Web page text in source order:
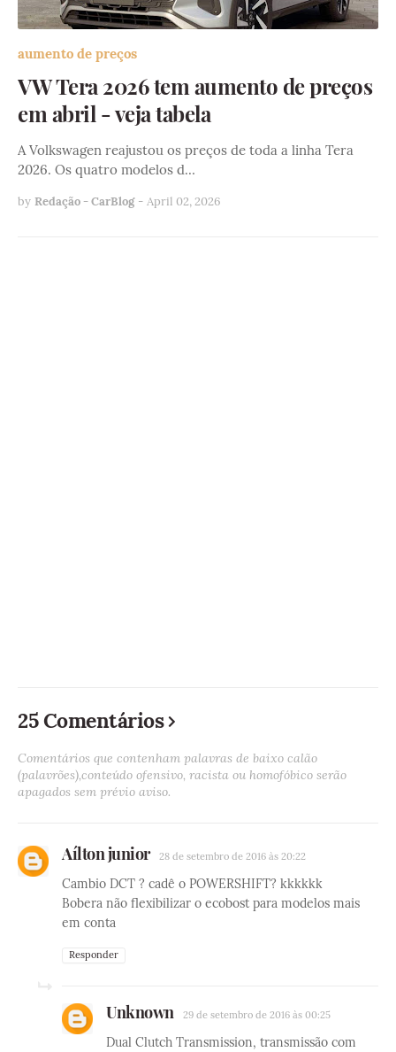
aumento de preços
VW Tera 2026 tem aumento de preços
em abril - veja tabela
A Volkswagen reajustou os preços de toda a linha Tera
2026. Os quatro modelos d…
by Redação - CarBlog - April 02, 2026
25 Comentários
Comentários que contenham palavras de baixo calão
(palavrões),conteúdo ofensivo, racista ou homofóbico serão
apagados sem prévio aviso.
Aílton junior 28 de setembro de 2016 às 20:22
Cambio DCT ? cadê o POWERSHIFT? kkkkkk
Bobera não flexibilizar o ecobost para modelos mais
em conta
Responder
Unknown 29 de setembro de 2016 às 00:25
Dual Clutch Transmission, transmissão com